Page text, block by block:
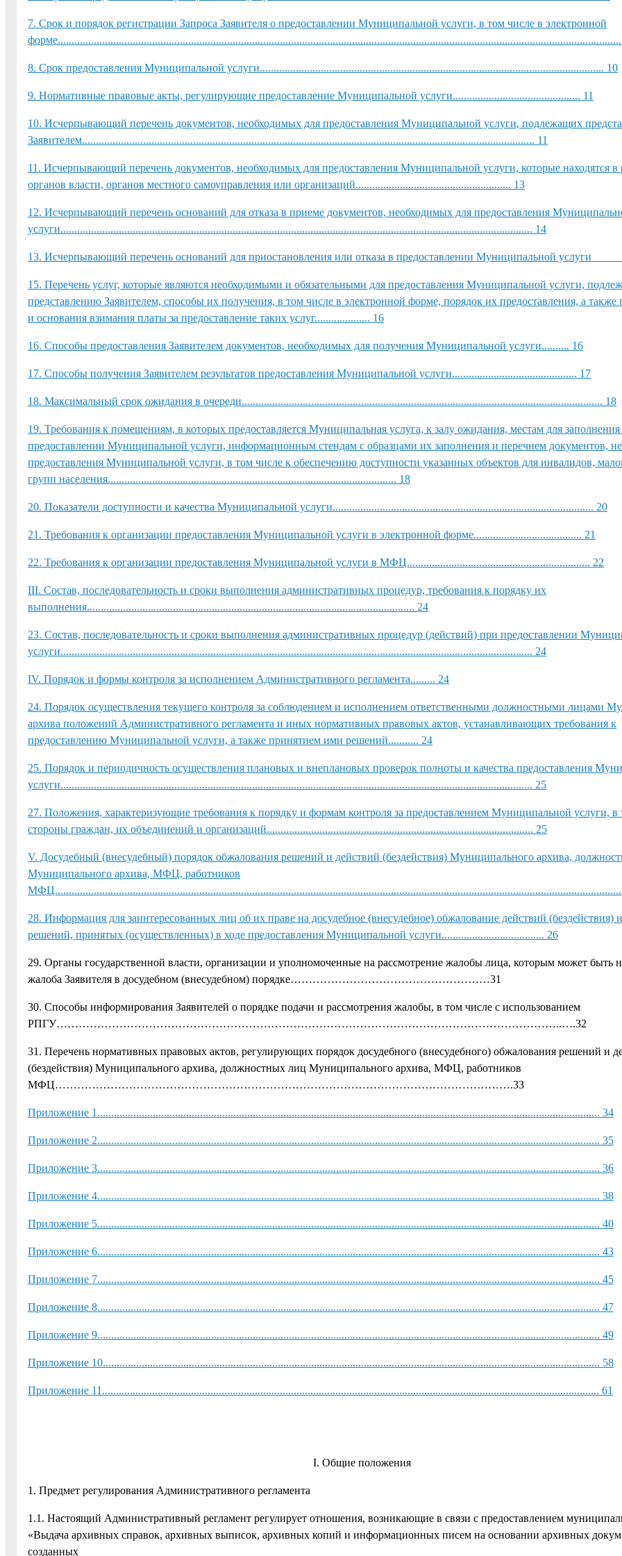
7. Срок и порядок регистрации Запроса Заявителя о предоставлении Муниципальной услуги, в том числе в электронной
8. Срок предоставления Муниципальной услуги............................................................................................................................ 10
9. Нормативные правовые акты, регулирующие предоставление Муниципальной услуги.............................................. 11
10. Исчерпывающий перечень документов, необходимых для предоставления Муниципальной услуги, подлежащих
Заявителем................................................................................................................................................................... 11
11. Исчерпывающий перечень документов, необходимых для предоставления Муниципальной услуги, которые находятся в
органов власти, органов местного самоуправления или организаций........................................................ 13
12. Исчерпывающий перечень оснований для отказа в приеме документов, необходимых для предоставления
услуги.......................................................................................................................................................................... 14
13. Исчерпывающий перечень оснований для приостановления или отказа в предоставлении Муниципальной
15. Перечень услуг, которые являются необходимыми и обязательными для предоставления Муниципальной услуги,
представлению Заявителем, способы их получения, в том числе в электронной форме, порядок их предоставления, а также
и основания взимания платы за предоставление таких услуг.................... 16
16. Способы предоставления Заявителем документов, необходимых для получения Муниципальной услуги.......... 16
17. Способы получения Заявителем результатов предоставления Муниципальной услуги............................................. 17
18. Максимальный срок ожидания в очереди.................................................................................................................................. 18
19. Требования к помещениям, в которых предоставляется Муниципальная услуга, к залу ожидания, местам для заполнения
предоставлении Муниципальной услуги, информационным стендам с образцами их заполнения и перечнем документов,
предоставления Муниципальной услуги, в том числе к обеспечению доступности указанных объектов для инвалидов,
групп населения........................................................................................................ 18
20. Показатели доступности и качества Муниципальной услуги.............................................................................................. 20
21. Требования к организации предоставления Муниципальной услуги в электронной форме....................................... 21
22. Требования к организации предоставления Муниципальной услуги в МФЦ.................................................................. 22
III. Состав, последовательность и сроки выполнения административных процедур, требования к порядку их
выполнения...................................................................................................................... 24
23. Состав, последовательность и сроки выполнения административных процедур (действий) при предоставлении
услуги.......................................................................................................................................................................... 24
IV. Порядок и формы контроля за исполнением Административного регламента......... 24
24. Порядок осуществления текущего контроля за соблюдением и исполнением ответственными должностными лицами
архива положений Административного регламента и иных нормативных правовых актов, устанавливающих требования к
предоставлению Муниципальной услуги, а также принятием ими решений........... 24
25. Порядок и периодичность осуществления плановых и внеплановых проверок полноты и качества предоставления
услуги.......................................................................................................................................................................... 25
27. Положения, характеризующие требования к порядку и формам контроля за предоставлением Муниципальной услуги, в
стороны граждан, их объединений и организаций................................................................................................ 25
V. Досудебный (внесудебный) порядок обжалования решений и действий (бездействия) Муниципального архива,
Муниципального архива, МФЦ, работников
28. Информация для заинтересованных лиц об их праве на досудебное (внесудебное) обжалование действий (бездействия)
решений, принятых (осуществленных) в ходе предоставления Муниципальной услуги..................................... 26
29. Органы государственной власти, организации и уполномоченные на рассмотрение жалобы лица, которым может быть
жалоба Заявителя в досудебном (внесудебном) порядке………………………………………………31
30. Способы информирования Заявителей о порядке подачи и рассмотрения жалобы, в том числе с использованием
РПГУ………………………………………………………………………………………………………………………..….32
31. Перечень нормативных правовых актов, регулирующих порядок досудебного (внесудебного) обжалования решений и
(бездействия) Муниципального архива, должностных лиц Муниципального архива, МФЦ, работников
МФЦ…………………………………………………………………………………………………………….33
Приложение 1..................................................................................................................................................................................... 34
Приложение 2..................................................................................................................................................................................... 35
Приложение 3..................................................................................................................................................................................... 36
Приложение 4..................................................................................................................................................................................... 38
Приложение 5..................................................................................................................................................................................... 40
Приложение 6..................................................................................................................................................................................... 43
Приложение 7..................................................................................................................................................................................... 45
Приложение 8..................................................................................................................................................................................... 47
Приложение 9..................................................................................................................................................................................... 49
Приложение 10................................................................................................................................................................................... 58
Приложение 11................................................................................................................................................................................... 61
I. Общие положения
1. Предмет регулирования Административного регламента
1.1. Настоящий Административный регламент регулирует отношения, возникающие в связи с предоставлением
«Выдача архивных справок, архивных выписок, архивных копий и информационных писем на основании архивных
созданных